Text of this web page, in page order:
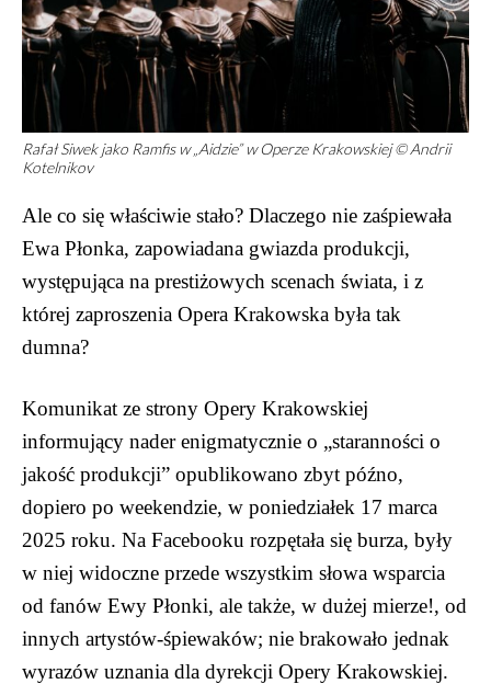
Rafał Siwek jako Ramfis w „Aidzie” w Operze Krakowskiej © Andrii
Kotelnikov
Ale co się właściwie stało? Dlaczego nie zaśpiewała
Ewa Płonka, zapowiadana gwiazda produkcji,
występująca na prestiżowych scenach świata, i z
której zaproszenia Opera Krakowska była tak
dumna?
Komunikat ze strony Opery Krakowskiej
informujący nader enigmatycznie o „staranności o
jakość produkcji” opublikowano zbyt późno,
dopiero po weekendzie, w poniedziałek 17 marca
2025 roku. Na Facebooku rozpętała się burza, były
w niej widoczne przede wszystkim słowa wsparcia
od fanów Ewy Płonki, ale także, w dużej mierze!, od
innych artystów-śpiewaków; nie brakowało jednak
wyrazów uznania dla dyrekcji Opery Krakowskiej.